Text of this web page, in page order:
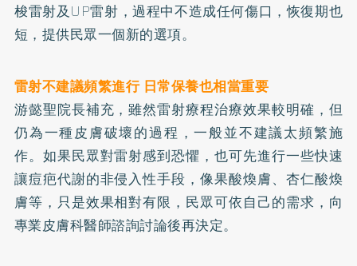
梭雷射及UP雷射，過程中不造成任何傷口，恢復期也
短，提供民眾一個新的選項。
雷射不建議頻繁進行 日常保養也相當重要
游懿聖院長補充，雖然雷射療程治療效果較明確，但
仍為一種皮膚破壞的過程，一般並不建議太頻繁施
作。如果民眾對雷射感到恐懼，也可先進行一些快速
讓痘疤代謝的非侵入性手段，像果酸煥膚、杏仁酸煥
膚等，只是效果相對有限，民眾可依自己的需求，向
專業皮膚科醫師諮詢討論後再決定。